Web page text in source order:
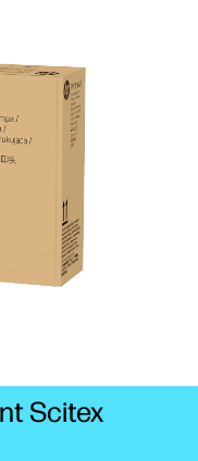
Scitex